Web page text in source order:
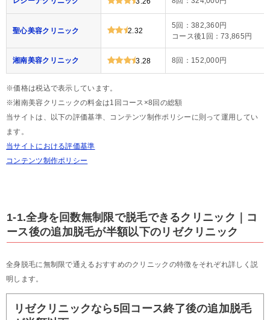
聖心美容クリニック 2.32
5回：382,360円
コース後1回：73,865円
湘南美容クリニック 3.28 8回：152,000円
※価格は税込で表示しています。
※湘南美容クリニックの料金は1回コース×8回の総額
当サイトは、以下の評価基準、コンテンツ制作ポリシーに則って運用してい
ます。
当サイトにおける評価基準
コンテンツ制作ポリシー
1-1.全身を回数無制限で脱毛できるクリニック｜コ
ース後の追加脱毛が半額以下のリゼクリニック
全身脱毛に無制限で通えるおすすめのクリニックの特徴をそれぞれ詳しく説
明します。
リゼクリニックなら5回コース終了後の追加脱毛